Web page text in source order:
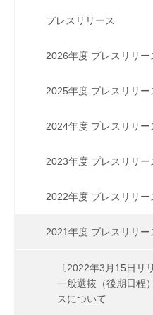
プレスリリース
2026年度 プレスリリー
2025年度 プレスリリー
2024年度 プレスリリー
2023年度 プレスリリー
2022年度 プレスリリー
2021年度 プレスリリー
〔2022年3月15日リ
一般選抜（後期日程
スについて